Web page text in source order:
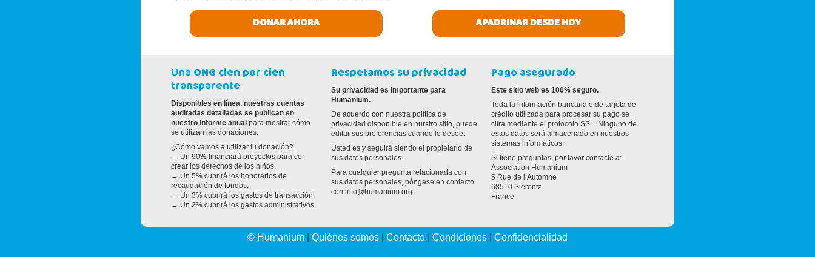
DONAR AHORA APADRINAR DESDE HOY
Una ONG cien por cien
transparente
Disponibles en línea, nuestras cuentas
auditadas detalladas se publican en
nuestro Informe anual para mostrar cómo
se utilizan las donaciones.
¿Cómo vamos a utilizar tu donación?
→ Un 90% financiará proyectos para co-
crear los derechos de los niños,
→ Un 5% cubrirá los honorarios de
recaudación de fondos,
→ Un 3% cubrirá los gastos de transacción,
→ Un 2% cubrirá los gastos administrativos.
Respetamos su privacidad
Su privacidad es importante para
Humanium.
De acuerdo con nuestra política de
privacidad disponible en nurstro sitio, puede
editar sus preferencias cuando lo desee.
Usted es y seguirá siendo el propietario de
sus datos personales.
Para cualquier pregunta relacionada con
sus datos personales, póngase en contacto
con info@humanium.org.
Pago asegurado
Este sitio web es 100% seguro.
Toda la información bancaria o de tarjeta de
crédito utilizada para procesar su pago se
cifra mediante el protocolo SSL. Ninguno de
estos datos será almacenado en nuestros
sistemas informáticos.
Si tiene preguntas, por favor contacte a:
Association Humanium
5 Rue de l’Automne
68510 Sierentz
France
© Humanium Quiénes somos Contacto Condiciones Confidencialidad